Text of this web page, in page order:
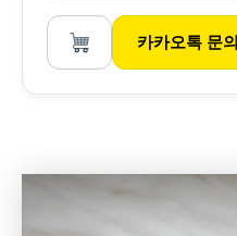
카카오톡 문의